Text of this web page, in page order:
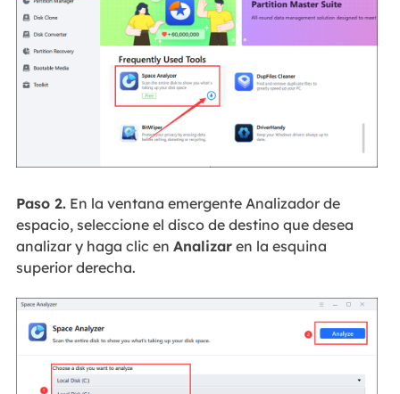
Paso 2.En la ventana emergente Analizador de
espacio, seleccione el disco de destino que desea
analizar y haga clic en Analizaren la esquina
superior derecha.